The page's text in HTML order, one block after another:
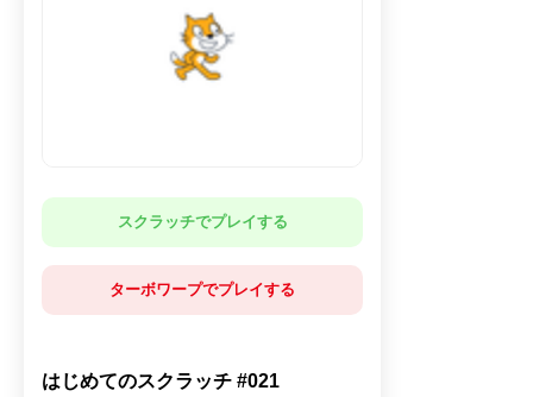
スクラッチでプレイする
ターボワープでプレイする
はじめてのスクラッチ #021